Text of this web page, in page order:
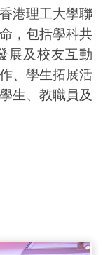
香港理工大學聯
，包括學科共
展及校友互動
、學生拓展活
生、教職員及